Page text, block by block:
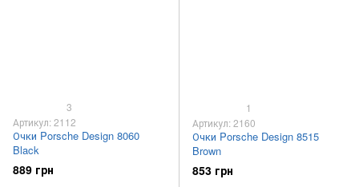
3
Артикул: 2112
Очки Porsche Design 8060
Black
889 грн
1
Артикул: 2160
Очки Porsche Design 8515
Brown
853 грн